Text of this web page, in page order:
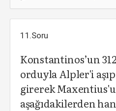
11.Soru
Konstantinos’un
orduyla Alpler'i
girerek
aşağıdakilerden